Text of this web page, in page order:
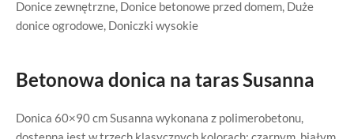
Donice zewnętrzne, Donice betonowe przed domem, Duże
donice ogrodowe, Doniczki wysokie
Betonowa donica na taras Susanna
Donica 60×90 cm Susanna wykonana z polimerobetonu,